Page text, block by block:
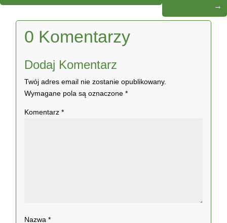
→
0 Komentarzy
Dodaj Komentarz
Twój adres email nie zostanie opublikowany.
Wymagane pola są oznaczone*
Komentarz*
Nazwa*